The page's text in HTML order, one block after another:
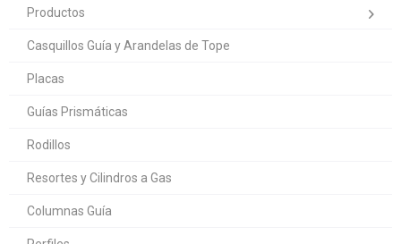
Productos
Casquillos Guía y Arandelas de Tope
Placas
Guías Prismáticas
Rodillos
Resortes y Cilindros a Gas
Columnas Guía